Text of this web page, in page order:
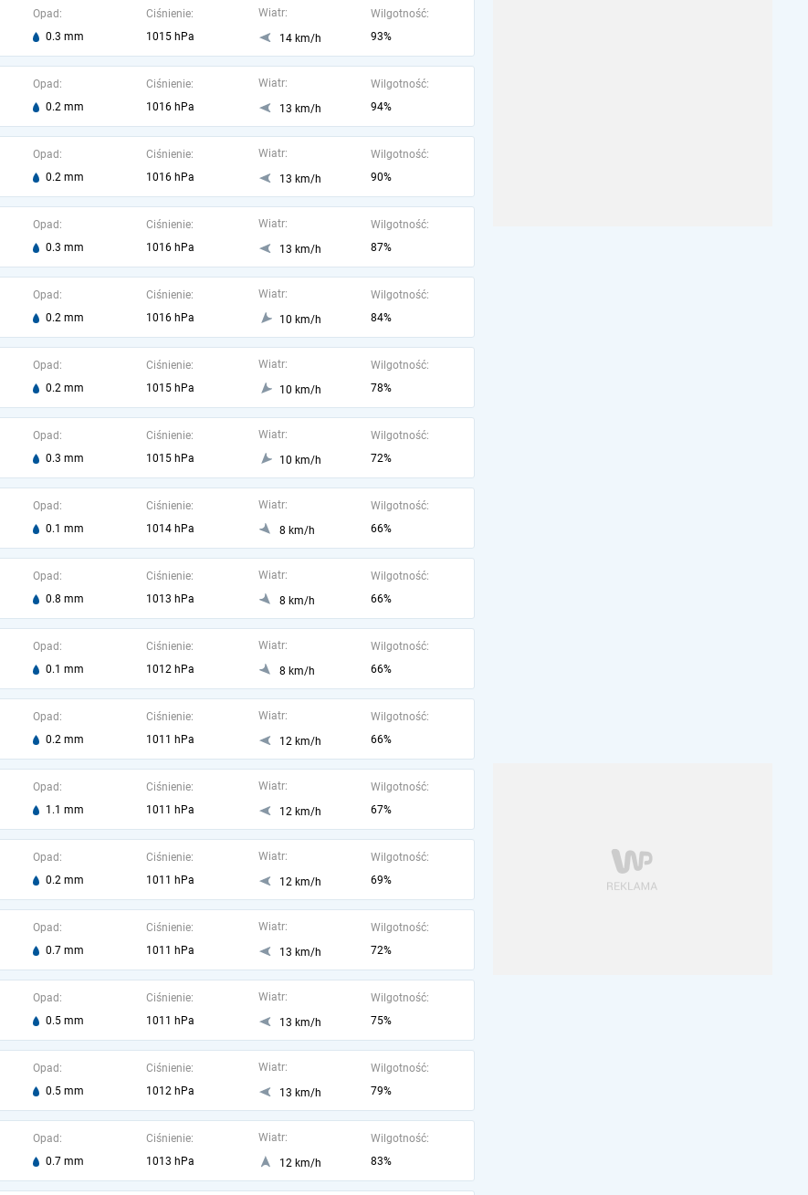
Opad:
0.3 mm
Ciśnienie:
1015 hPa
Wiatr:
14 km/h
Wilgotność:
93%
Opad:
0.2 mm
Ciśnienie:
1016 hPa
Wiatr:
13 km/h
Wilgotność:
94%
Opad:
0.2 mm
Ciśnienie:
1016 hPa
Wiatr:
13 km/h
Wilgotność:
90%
Opad:
0.3 mm
Ciśnienie:
1016 hPa
Wiatr:
13 km/h
Wilgotność:
87%
Opad:
0.2 mm
Ciśnienie:
1016 hPa
Wiatr:
10 km/h
Wilgotność:
84%
Opad:
0.2 mm
Ciśnienie:
1015 hPa
Wiatr:
10 km/h
Wilgotność:
78%
Opad:
0.3 mm
Ciśnienie:
1015 hPa
Wiatr:
10 km/h
Wilgotność:
72%
Opad:
0.1 mm
Ciśnienie:
1014 hPa
Wiatr:
8 km/h
Wilgotność:
66%
Opad:
0.8 mm
Ciśnienie:
1013 hPa
Wiatr:
8 km/h
Wilgotność:
66%
Opad:
0.1 mm
Ciśnienie:
1012 hPa
Wiatr:
8 km/h
Wilgotność:
66%
Opad:
0.2 mm
Ciśnienie:
1011 hPa
Wiatr:
12 km/h
Wilgotność:
66%
Opad:
1.1 mm
Ciśnienie:
1011 hPa
Wiatr:
12 km/h
Wilgotność:
67%
Opad:
0.2 mm
Ciśnienie:
1011 hPa
Wiatr:
12 km/h
Wilgotność:
69%
Opad:
0.7 mm
Ciśnienie:
1011 hPa
Wiatr:
13 km/h
Wilgotność:
72%
Opad:
0.5 mm
Ciśnienie:
1011 hPa
Wiatr:
13 km/h
Wilgotność:
75%
Opad:
0.5 mm
Ciśnienie:
1012 hPa
Wiatr:
13 km/h
Wilgotność:
79%
Opad:
0.7 mm
Ciśnienie:
1013 hPa
Wiatr:
12 km/h
Wilgotność:
83%